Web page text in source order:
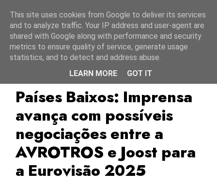
AVROTROS ESC2025 Joost
Países Baixos: Imprensa
avança com possíveis
negociações entre a
AVROTROS e Joost para
a Eurovisão 2025
This site uses cookies from Google to deliver its services
and to analyze traffic. Your IP address and user-agent are
shared with Google along with performance and security
metrics to ensure quality of service, generate usage
statistics, and to detect and address abuse.
LEARN MORE
GOT IT